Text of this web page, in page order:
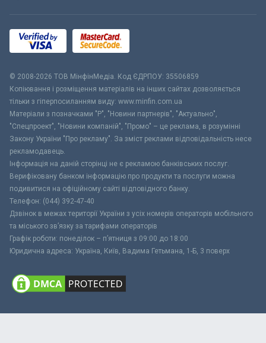
© 2008-2026 ТОВ МiнфiнМедiа. Код ЄДРПОУ: 35506859
Копіювання і розміщення матеріалів на інших сайтах дозволяється
тільки з гіперпосиланням виду: www.minfin.com.ua
Матеріали з позначками "Р", "Новини партнерів", "Актуально",
"Спецпроект", "Новини компаній", "Промо" – це реклама, в розумінні
Закону України "Про рекламу". За зміст реклами відповідальність несе
рекламодавець.
Інформація на даній сторінці не є рекламою банківських послуг.
Верифіковану банком інформацію про продукти та послуги можна
подивитися на офіційному сайті відповідного банку.
Телефон: (044) 392-47-40
Дзвінок в межах території України з усіх номерів операторів мобільного
та міського зв’язку за тарифами операторів
Графік роботи: понеділок – п’ятниця з 09:00 до 18:00
Юридична адреса: Україна, Київ, Вадима Гетьмана, 1-Б, 3 поверх